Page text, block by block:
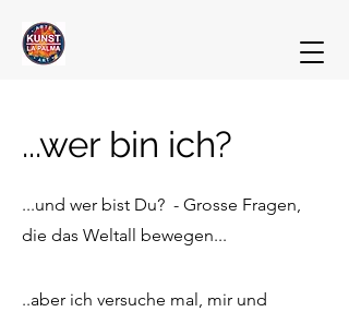
...wer bin ich?
...und wer bist Du? - Grosse Fragen,
die das Weltall bewegen...
..aber ich versuche mal, mir und